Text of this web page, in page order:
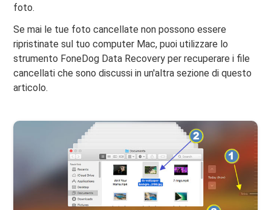
foto.
Se mai le tue foto cancellate non possono essere
ripristinate sul tuo computer Mac, puoi utilizzare lo
strumento FoneDog Data Recovery per recuperare i file
cancellati che sono discussi in un'altra sezione di questo
articolo.